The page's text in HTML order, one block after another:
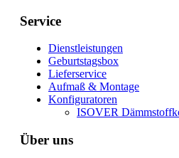
Service
Dienstleistungen
Geburtstagsbox
Lieferservice
Aufmaß & Montage
Konfiguratoren
ISOVER
Über uns